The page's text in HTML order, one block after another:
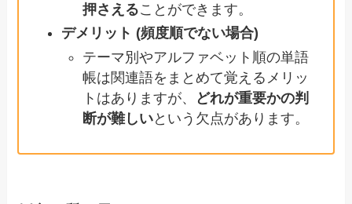
押さえることができます。
デメリット (頻度順でない場合)
テーマ別やアルファベット順の単語
帳は関連語をまとめて覚えるメリッ
トはありますが、
どれが重要かの判
断が難しいという欠点があります。